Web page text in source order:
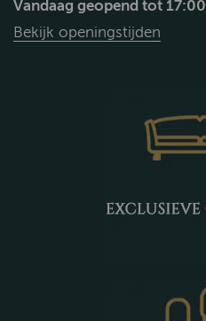
Vandaag geopend tot 17:00
Bekijk openingstijden